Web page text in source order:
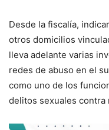
Desde la fiscalía,
otros domicilios
lleva adelante varias
redes de abuso en el
como uno de los
delitos sexuales contra